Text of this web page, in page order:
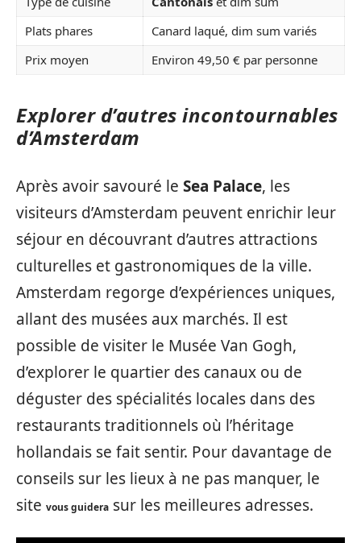
Plats phares
Canard laqué, dim sum variés
Prix moyen
Environ 49,50 € par personne
Explorer d’autres incontournables
d’Amsterdam
Après avoir savouré le Sea Palace, les
visiteurs d’Amsterdam peuvent enrichir leur
séjour en découvrant d’autres attractions
culturelles et gastronomiques de la ville.
Amsterdam regorge d’expériences uniques,
allant des musées aux marchés. Il est
possible de visiter le Musée Van Gogh,
d’explorer le quartier des canaux ou de
déguster des spécialités locales dans des
restaurants traditionnels où l’héritage
hollandais se fait sentir. Pour davantage de
conseils sur les lieux à ne pas manquer, le
site vous guidera sur les meilleures adresses.